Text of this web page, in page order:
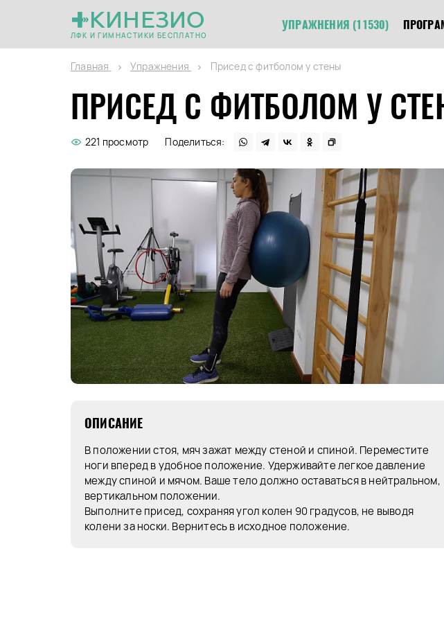
КИНЕЗИО
ЛФК И ГИМНАСТИКИ БЕСПЛАТНО
УПРАЖНЕНИЯ (11530)
Главная Упражнения Присед с фитболом у стены
ПРИСЕД С ФИТБОЛОМ У
221 просмотр Поделиться:
ОПИСАНИЕ
В положении стоя, мяч зажат между стеной и спиной. Переместите
ноги вперед в удобное положение. Удерживайте легкое давление
между спиной и мячом. Ваше тело должно оставаться в нейтральном,
вертикальном положении.
Выполните присед, сохраняя угол колен 90 градусов, не выводя
колени за носки. Вернитесь в исходное положение.